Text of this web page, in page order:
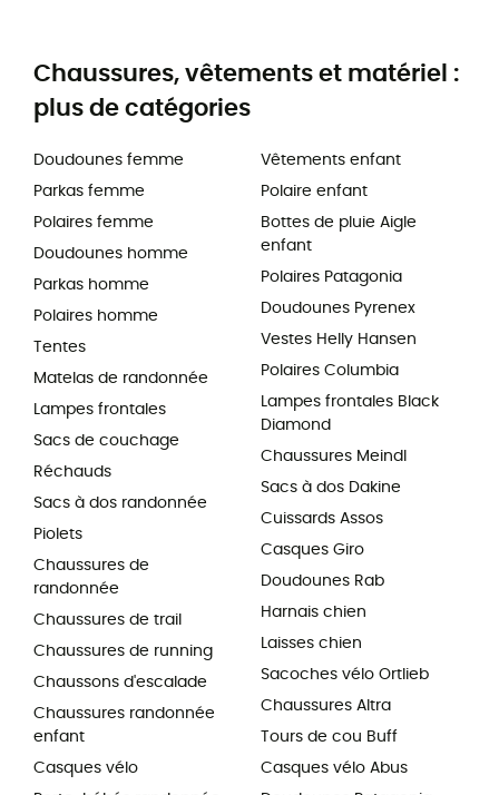
Chaussures, vêtements et matériel :
plus de catégories
Doudounes femme
Parkas femme
Polaires femme
Doudounes homme
Parkas homme
Polaires homme
Tentes
Matelas de randonnée
Lampes frontales
Sacs de couchage
Réchauds
Sacs à dos randonnée
Piolets
Chaussures de
randonnée
Chaussures de trail
Chaussures de running
Chaussons d'escalade
Chaussures randonnée
enfant
Casques vélo
Vêtements enfant
Polaire enfant
Bottes de pluie Aigle
enfant
Polaires Patagonia
Doudounes Pyrenex
Vestes Helly Hansen
Polaires Columbia
Lampes frontales Black
Diamond
Chaussures Meindl
Sacs à dos Dakine
Cuissards Assos
Casques Giro
Doudounes Rab
Harnais chien
Laisses chien
Sacoches vélo Ortlieb
Chaussures Altra
Tours de cou Buff
Casques vélo Abus